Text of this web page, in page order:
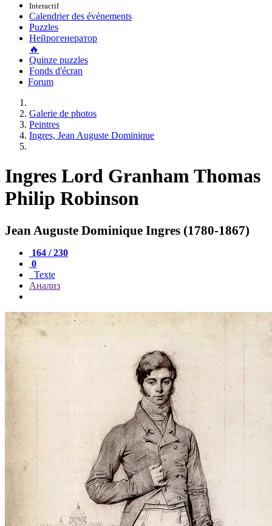
Interactif
Calendrier des événements
Puzzles
Нейрогенератор
🔥
Quinze puzzles
Fonds d'écran
Forum
Galerie de photos
Peintres
Ingres, Jean Auguste Dominique
Ingres Lord Granham Thomas
Philip Robinson
Jean Auguste Dominique Ingres (1780-1867)
164 / 230
0
Texte
Анализ